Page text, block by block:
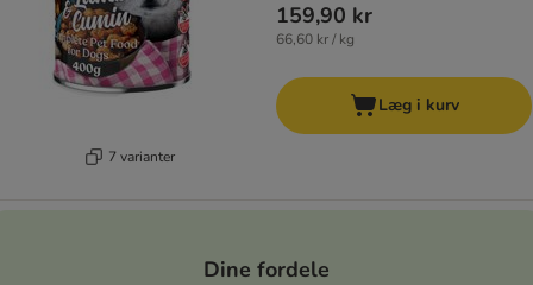
7 varianter
159,90 kr
66,60 kr / kg
Læg i kurv
Dine fordele